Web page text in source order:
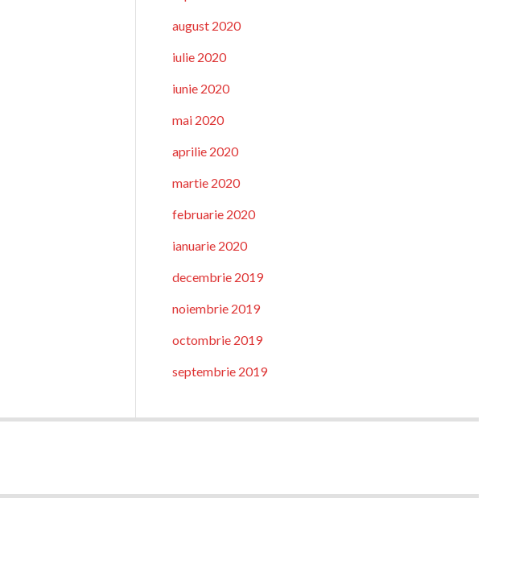
august 2020
iulie 2020
iunie 2020
mai 2020
aprilie 2020
martie 2020
februarie 2020
ianuarie 2020
decembrie 2019
noiembrie 2019
octombrie 2019
septembrie 2019